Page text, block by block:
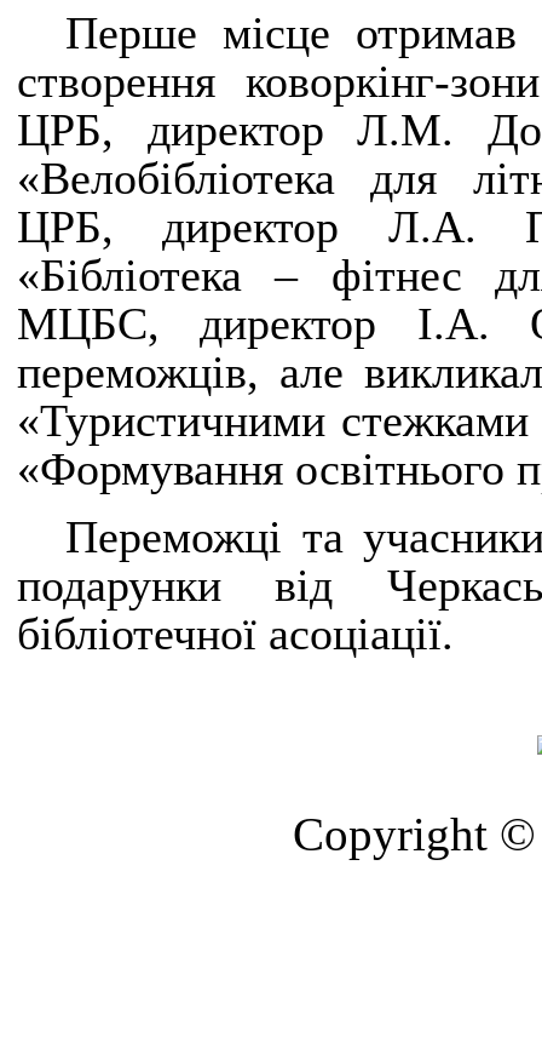
Перше місце отримав
створення коворкінг-
ЦРБ, директор Л.М.
«Велобібліотека для
ЦРБ, директор Л.А.
«Бібліотека – фітнес
МЦБС, директор І.А.
переможців, але
«Туристичними
«Формування освітнього
Переможці та
подарунки від
бібліотечної асоціації.
Copyright ©